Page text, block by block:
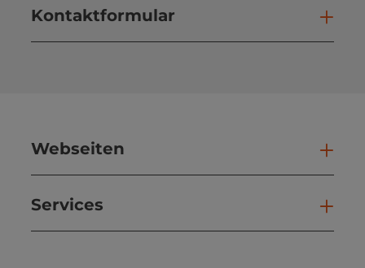
Kontaktformular
Webseiten
Services